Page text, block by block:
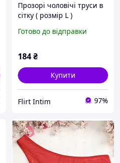
Прозорі чоловічі труси в
сітку ( розмір L )
Готово до відправки
184₴
Купити
Flirt Intim 97%